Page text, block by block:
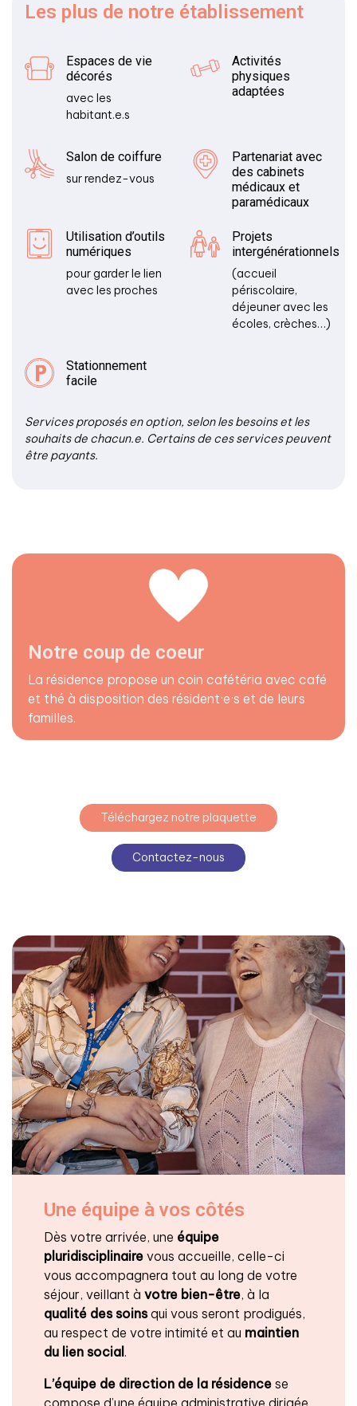
Les plus de notre établissement
Espaces de vie
décorés
avec les
habitant.e.s
Activités
physiques
adaptées
Salon de coiffure
sur rendez-vous
Partenariat avec
des cabinets
médicaux et
paramédicaux
Utilisation d’outils
numériques
pour garder le lien
avec les proches
Projets
intergénérationnels
(accueil
périscolaire,
déjeuner avec les
écoles, crèches…)
Stationnement
facile
Services proposés en option, selon les besoins et les
souhaits de chacun.e. Certains de ces services peuvent
être payants.
Notre coup de coeur
La résidence propose un coin cafétéria avec café
et thé à disposition des résident·e·s et de leurs
familles.
Téléchargez notre plaquette
Contactez-nous
Une équipe à vos côtés
Dès votre arrivée, une équipe
pluridisciplinaire vous accueille, celle-ci
vous accompagnera tout au long de votre
séjour, veillant à votre bien-être, à la
qualité des soinsqui vous seront prodigués,
au respect de votre intimité et au maintien
du lien social .
L’équipe de direction de la résidence se